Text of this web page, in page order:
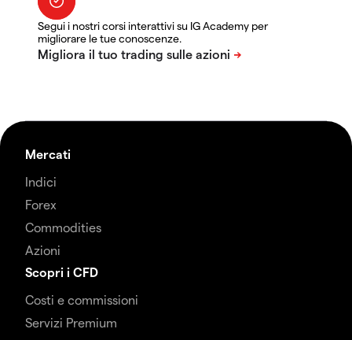
Segui i nostri corsi interattivi su IG Academy per
migliorare le tue conoscenze.
Mercati
Indici
Forex
Commodities
Azioni
Scopri i CFD
Costi e commissioni
Servizi Premium